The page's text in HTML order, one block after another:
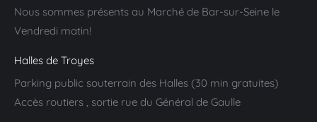
Nous sommes présents au Marché de Bar-sur-Seine le
Vendredi matin!
Halles de Troyes
Parking public souterrain des Halles (30 min gratuites)
Accès routiers , sortie rue du Général de Gaulle